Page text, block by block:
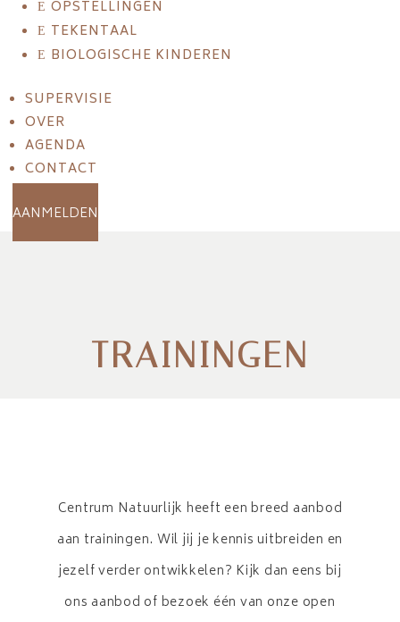
EOPSTELLINGEN
E TEKENTAAL
E BIOLOGISCHE KINDEREN
SUPERVISIE
OVER
AGENDA
CONTACT
AANMELDEN
TRAININGEN
Centrum Natuurlijk heeft een breed aanbod
aan trainingen. Wil jij je kennis uitbreiden en
jezelf verder ontwikkelen? Kijk dan eens bij
ons aanbod of bezoek één van onze open